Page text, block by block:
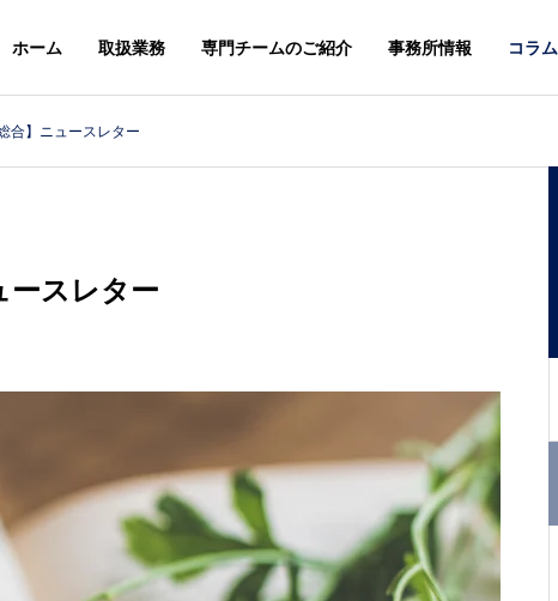
ホーム 取扱業務 専門チームのご紹介 事務所情報 コラム
MARK & DESIGN
商標・意匠
GLOBAL
外国・知財翻訳
ー
２０２６年７月号【総合】ニ
ュースレター
合】ニュースレター
ースレター